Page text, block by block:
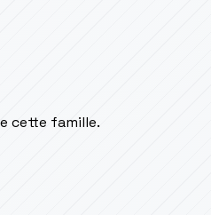
cette famille.